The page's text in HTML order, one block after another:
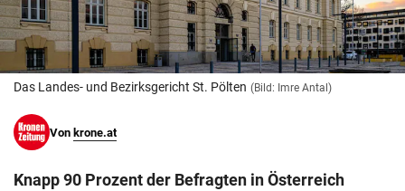
© Krone Multimedia GmbH & Co KG 2026
Muthgasse 2, 1190 Wien
Das Landes- und Bezirksgericht St. Pölten (Bild: Imre Antal)
Von krone.at
Knapp 90 Prozent der Befragten in Österreich